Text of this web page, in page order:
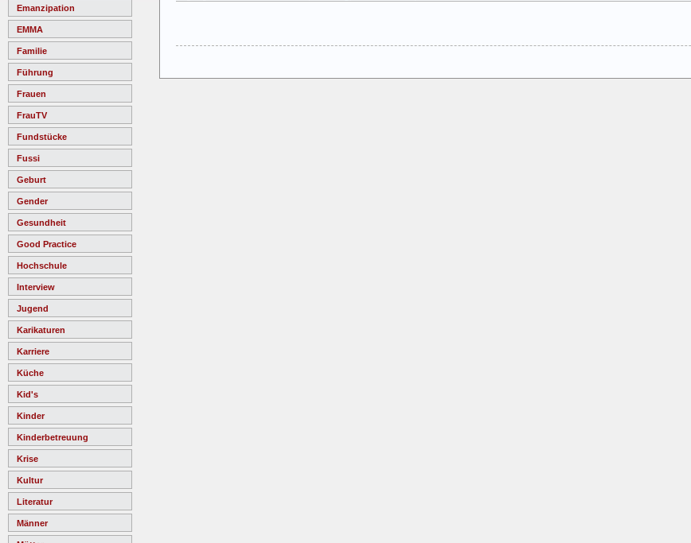
Emanzipation
EMMA
Familie
Führung
Frauen
FrauTV
Fundstücke
Fussi
Geburt
Gender
Gesundheit
Good Practice
Hochschule
Interview
Jugend
Karikaturen
Karriere
Küche
Kid's
Kinder
Kinderbetreuung
Krise
Kultur
Literatur
Männer